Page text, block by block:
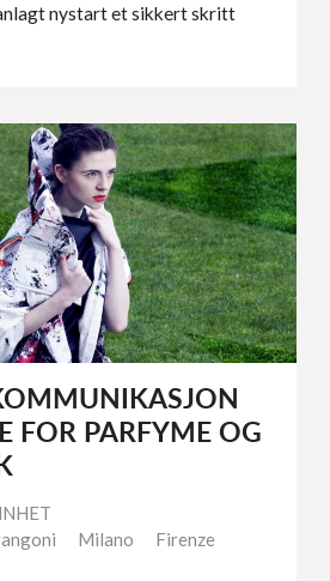
nystart et sikkert skritt
FOR PARFYME OG
Milano
Firenze